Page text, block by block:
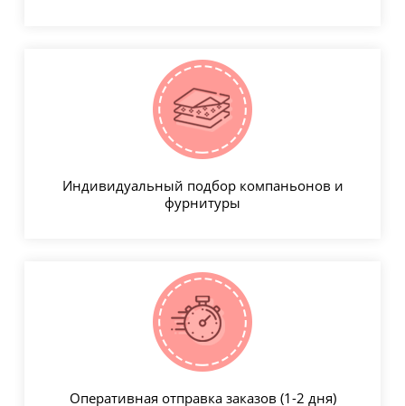
Индивидуальный подбор компаньонов и
фурнитуры
Оперативная отправка заказов (1-2 дня)